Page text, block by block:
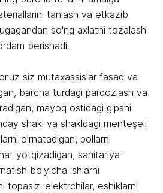
tanlash va etkazib
so'ng axlatni tozalash
berishadi.
siz mutaxassislar fasad va
barcha turdagi pardozlash va
mayoq ostidagi gipsni
shakl va shakldagi menteşeli
o'rnatadigan, pollarni
yotqizadigan, sanitariya-
bo'yicha ishlarni
topasiz. elektrchilar, eshiklarni